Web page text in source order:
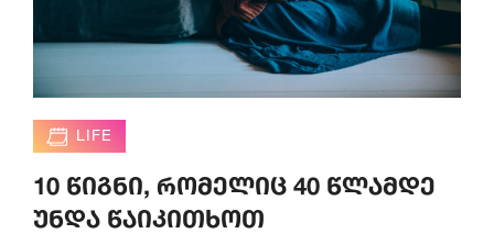
LIFE
10 წიგნი, რომელიც 40 წლამდე
უნდა წაიკითხოთ